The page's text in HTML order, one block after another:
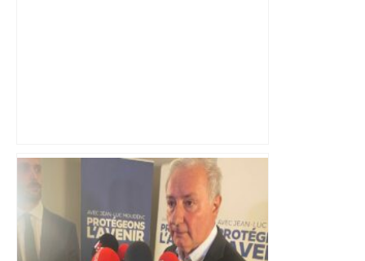
Un carton rouge rapide, des blessés : la
sale soirée de Toulouse contre Lens –
L'Équipe